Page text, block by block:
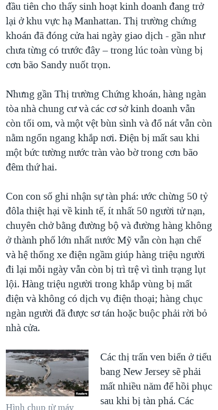
đầu tiên cho thấy sinh hoạt kinh doanh đang trở
lại ở khu vực hạ Manhattan. Thị trường chứng
khoán đã đóng cửa hai ngày giao dịch - gần như
chưa từng có trước đây – trong lúc toàn vùng bị
cơn bão Sandy nuốt trọn.
Nhưng gần Thị trường Chứng khoán, hàng ngàn
tòa nhà chung cư và các cơ sở kinh doanh vẫn
còn tối om, và một vệt bùn sình và đổ nát vẫn còn
nằm ngổn ngang khắp nơi. Ðiện bị mất sau khi
một bức tường nước tràn vào bờ trong cơn bão
đêm thứ hai.
Con con số ghi nhận sự tàn phá: ước chừng 50 tỷ
đôla thiệt hại về kinh tế, ít nhất 50 người tử nạn,
chuyên chở bằng đường bộ và đường hàng không
ở thành phố lớn nhất nước Mỹ vẫn còn hạn chế
và hệ thống xe điện ngầm giúp hàng triệu người
đi lại mỗi ngày vẫn còn bị trì trệ vì tình trạng lụt
lội. Hàng triệu người trong khắp vùng bị mất
điện và không có dịch vụ điện thoại; hàng chục
ngàn người đã được sơ tán hoặc buộc phải rời bỏ
nhà cửa.
Hình chụp từ máy
Các thị trấn ven biển ở tiểu
bang New Jersey sẽ phải
mất nhiều năm để hồi phục
sau khi bị tàn phá. Các